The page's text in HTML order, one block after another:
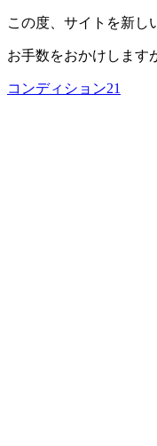
この度、サイトを新し
お手数をおかけします
コンディション21